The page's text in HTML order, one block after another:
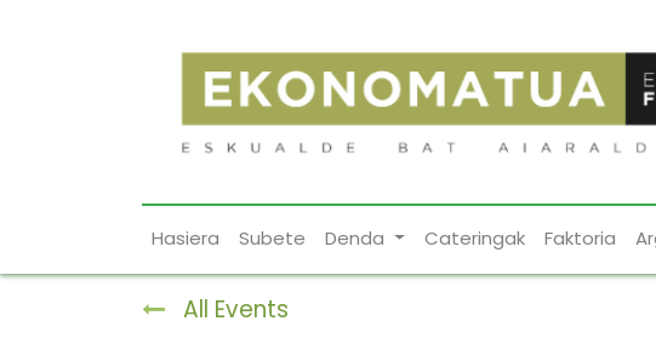
Hasiera Subete Denda Cateringak Faktoria
All Events